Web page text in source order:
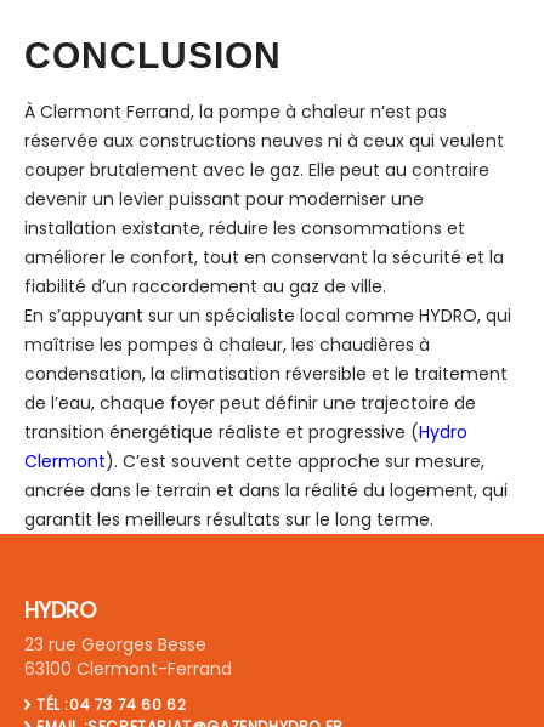
CONCLUSION
À Clermont Ferrand, la pompe à chaleur n’est pas
réservée aux constructions neuves ni à ceux qui veulent
couper brutalement avec le gaz. Elle peut au contraire
devenir un levier puissant pour moderniser une
installation existante, réduire les consommations et
améliorer le confort, tout en conservant la sécurité et la
fiabilité d’un raccordement au gaz de ville.
En s’appuyant sur un spécialiste local comme HYDRO, qui
maîtrise les pompes à chaleur, les chaudières à
condensation, la climatisation réversible et le traitement
de l’eau, chaque foyer peut définir une trajectoire de
transition énergétique réaliste et progressive (Hydro
Clermont). C’est souvent cette approche sur mesure,
ancrée dans le terrain et dans la réalité du logement, qui
garantit les meilleurs résultats sur le long terme.
HYDRO
23 rue Georges Besse
63100 Clermont-Ferrand
TÉL :04 73 74 60 62